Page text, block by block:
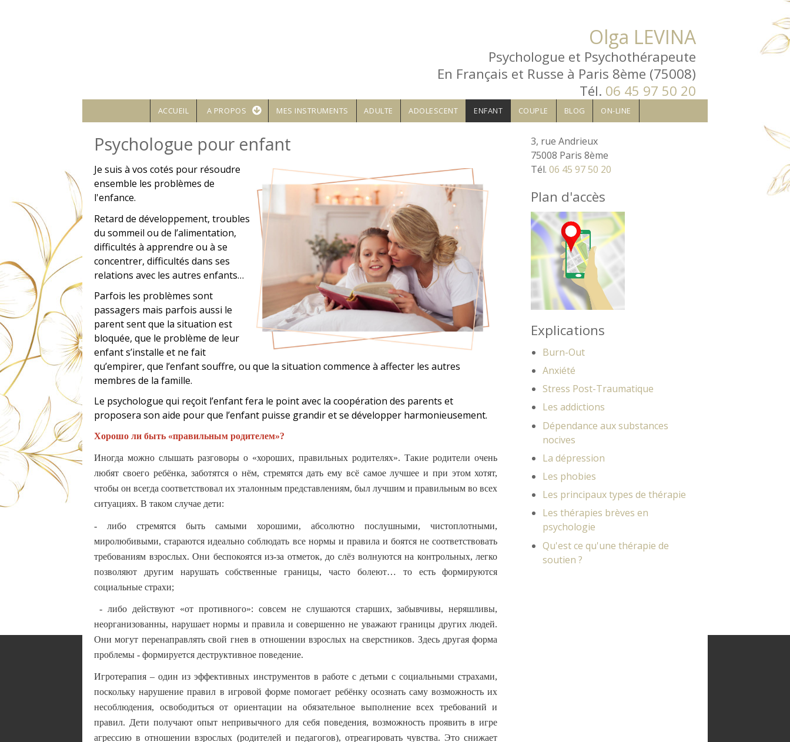
Olga LEVINA
Psychologue et Psychothérapeute
En Français et Russe à Paris 8ème (75008)
Tél. 06 45 97 50 20
ACCUEIL A PROPOS MES INSTRUMENTS ADULTE ADOLESCENT ENFANT COUPLE BLOG ON-LINE
Psychologue pour enfant
Je suis à vos cotés pour résoudre
ensemble les problèmes de
l'enfance.
Retard de développement, troubles
du sommeil ou de l’alimentation,
difficultés à apprendre ou à se
concentrer, difficultés dans ses
relations avec les autres enfants…
Parfois les problèmes sont
passagers mais parfois aussi le
parent sent que la situation est
bloquée, que le problème de leur
enfant s’installe et ne fait
qu’empirer, que l’enfant souffre, ou que la situation commence à affecter les autres
membres de la famille.
Le psychologue qui reçoit l’enfant fera le point avec la coopération des parents et
proposera son aide pour que l’enfant puisse grandir et se développer harmonieusement.
Хорошо ли быть «правильным родителем»?
Иногда можно слышать разговоры о «хороших, правильных родителях». Такие родители очень
любят своего ребёнка, заботятся о нём, стремятся дать ему всё самое лучшее и при этом хотят,
чтобы он всегда соответствовал их эталонным представлениям, был лучшим и правильным во всех
ситуациях. В таком случае дети:
- либо стремятся быть самыми хорошими, абсолютно послушными, чистоплотными,
миролюбивыми, стараются идеально соблюдать все нормы и правила и боятся не соответствовать
требованиям взрослых. Они беспокоятся из-за отметок, до слёз волнуются на контрольных, легко
позволяют другим нарушать собственные границы, часто болеют… то есть формируются
социальные страхи;
- либо действуют «от противного»: совсем не слушаются старших, забывчивы, неряшливы,
неорганизованны, нарушает нормы и правила и совершенно не уважают границы других людей.
Они могут перенаправлять свой гнев в отношении взрослых на сверстников. Здесь другая форма
проблемы - формируется деструктивное поведение.
Игротерапия – один из эффективных инструментов в работе с детьми с социальными страхами,
поскольку нарушение правил в игровой форме помогает ребёнку осознать саму возможность их
несоблюдения, освободиться от ориентации на обязательное выполнение всех требований и
правил. Дети получают опыт непривычного для себя поведения, возможность проявить в игре
агрессию в отношении взрослых (родителей и педагогов), отреагировать чувства. Это снижает
3, rue Andrieux
75008 Paris 8ème
Tél. 06 45 97 50 20
Plan d'accès
Explications
Burn-Out
Anxiété
Stress Post-Traumatique
Les addictions
Dépendance aux substances
nocives
La dépression
Les phobies
Les principaux types de thérapie
Les thérapies brèves en
psychologie
Qu'est ce qu'une thérapie de
soutien ?